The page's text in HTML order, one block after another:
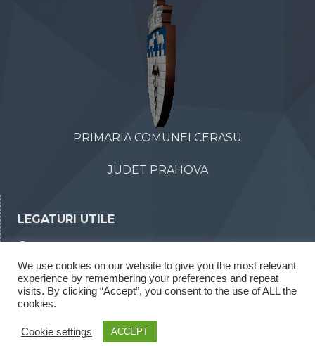
PRIMARIA COMUNEI CERASU
JUDET PRAHOVA
LEGATURI UTILE
Declaratii de interese
Rapoarte legea 52/2003
We use cookies on our website to give you the most relevant
experience by remembering your preferences and repeat
visits. By clicking “Accept”, you consent to the use of ALL the
cookies.
Cookie settings ACCEPT